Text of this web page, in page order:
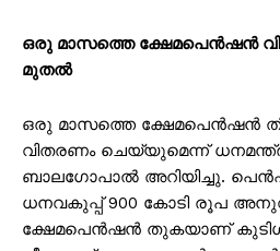
ഒരു മാസത്തെ ക്ഷേമപെൻഷൻ
മുതൽ
ഒരു മാസത്തെ ക്ഷേമപെൻഷൻ
വിതരണം ചെയ്യുമെന്ന്
ബാലഗോപാൽ അറിയിച്ചു.
ധനവകുപ്പ് 900 കോടി രൂപ
ക്ഷേമപെൻഷൻ തുകയാണ്